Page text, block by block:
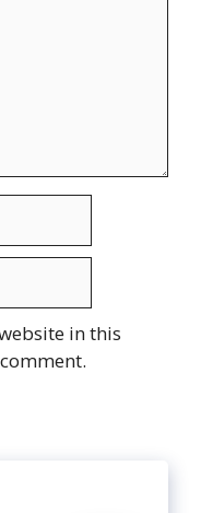
in this